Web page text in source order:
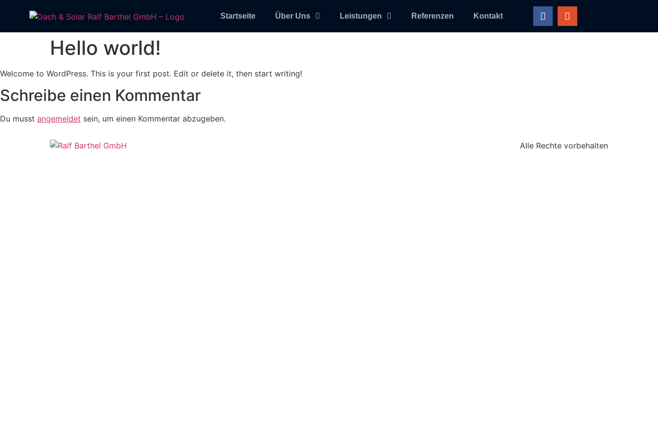
Startseite Über Uns Leistungen Referenzen Kontakt
Hello world!
Welcome to WordPress. This is your first post. Edit or delete it, then start writing!
Schreibe einen Kommentar
Du musst angemeldet sein, um einen Kommentar abzugeben.
Alle Rechte vorbehalten